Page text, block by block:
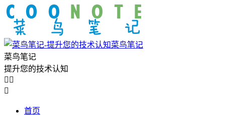
菜鸟笔记
菜鸟笔记
提升您的技术认知
 

首页